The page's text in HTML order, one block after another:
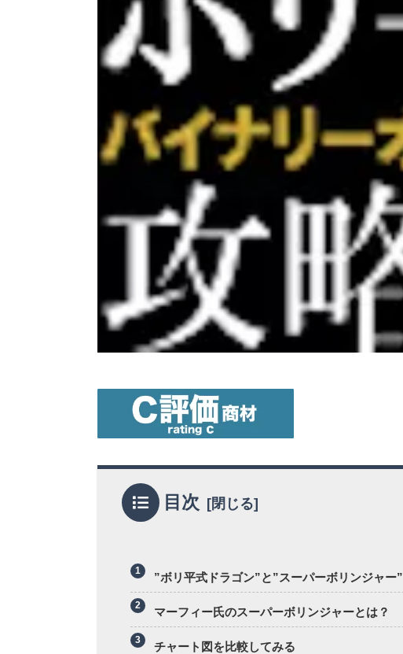
目次
”ボリ平式ドラゴン”と”スーパーボリンジャー”
マーフィー氏のスーパーボリンジャーとは？
チャート図を比較してみる